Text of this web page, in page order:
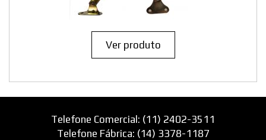
Ver produto
Telefone Comercial: (11) 2402-3511
Telefone Fábrica: (14) 3378-1187